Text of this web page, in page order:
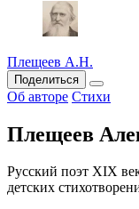
Плещеев А.Н.
Поделиться
Об авторе Стихи
Плещеев
Русский поэт XIX
детских